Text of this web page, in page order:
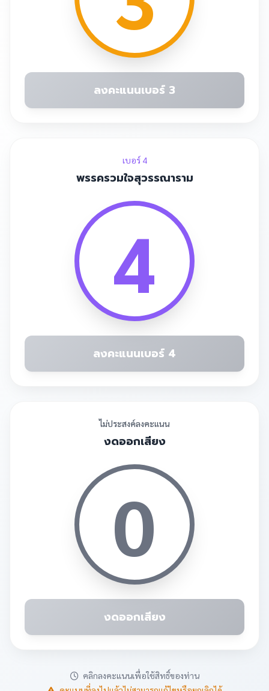
ลงคะแนนเบอร์ 3
เบอร์ 4
พรรครวมใจสุวรรณาราม
4
ลงคะแนนเบอร์ 4
ไม่ประสงค์ลงคะแนน
งดออกเสียง
0
งดออกเสียง
คลิกลงคะแนนเพื่อใช้สิทธิ์ของท่าน